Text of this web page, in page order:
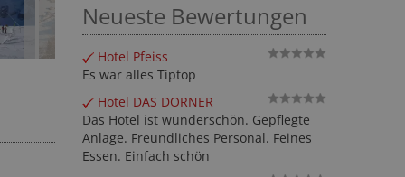
Neueste Bewertungen
Hotel Pfeiss
Es war alles Tiptop
Hotel DAS DORNER
Das Hotel ist wunderschön. Gepflegte
Anlage. Freundliches Personal. Feines
Essen. Einfach schön